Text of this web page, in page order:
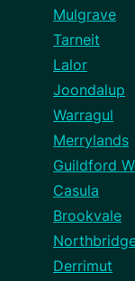
Mulgrave
Tarneit
Lalor
Joondalup
Warragul
Merrylands
Guildford
Casula
Brookvale
Derrimut